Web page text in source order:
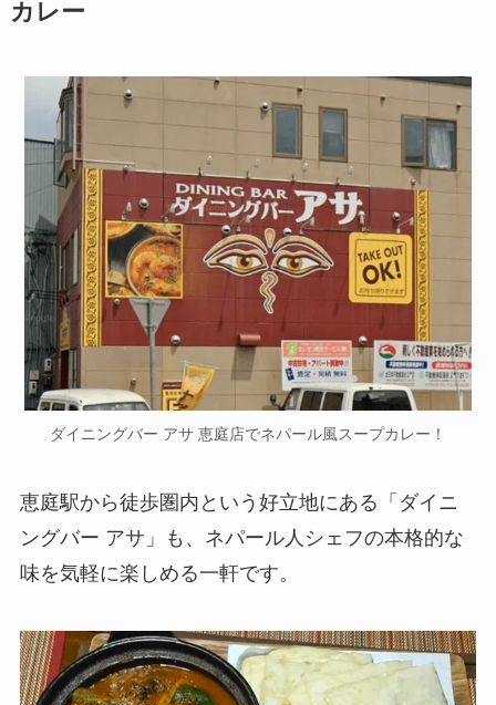
カレー
ダイニングバー アサ 恵庭店でネパール風スープカレー！
恵庭駅から徒歩圏内という好立地にある「ダイニ
ングバー アサ」も、ネパール人シェフの本格的な
味を気軽に楽しめる一軒です。